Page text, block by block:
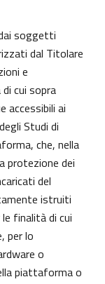
soggetti
dal Titolare
e
cui sopra
accessibili ai
Studi di
che, nella
protezione dei
del
istruiti
finalità di cui
per lo
o
piattaforma o